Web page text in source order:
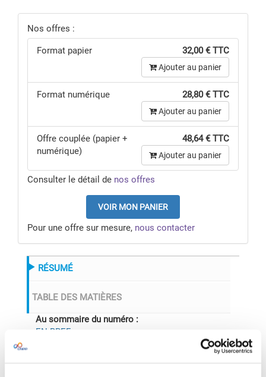
Nos offres :
Format papier 32,00 € TTC
Ajouter au panier
Format numérique 28,80 € TTC
Ajouter au panier
Offre couplée (papier +
numérique)
48,64 € TTC
Ajouter au panier
Consulter le détail de nos offres
VOIR MON PANIER
Pour une offre sur mesure, nous contacter
RÉSUMÉ
TABLE DES MATIÈRES
Au sommaire du numéro :
EN BREF